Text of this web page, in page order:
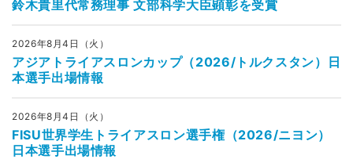
鈴木貴里代常務理事 文部科学大臣顕彰を受賞
2026年8月4日（火）
アジアトライアスロンカップ（2026/トルクスタン）日
本選手出場情報
2026年8月4日（火）
FISU世界学生トライアスロン選手権（2026/ニヨン）
日本選手出場情報